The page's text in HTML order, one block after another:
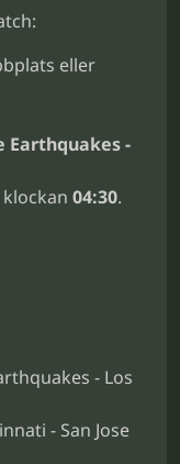
eller
Earthquakes -
04:30.
- Los
- San Jose